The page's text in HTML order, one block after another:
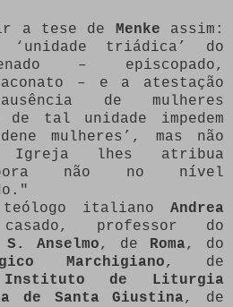
a tese de Menke assim:
‘unidade triádica’ do
– episcopado,
– e a atestação
de mulheres
tal unidade impedem
mulheres’, mas não
Igreja lhes atribua
não no nível
italiano Andrea
professor do
Anselmo, de Roma, do
Marchigiano, de
Instituto de Liturgia
de Santa Giustina, de